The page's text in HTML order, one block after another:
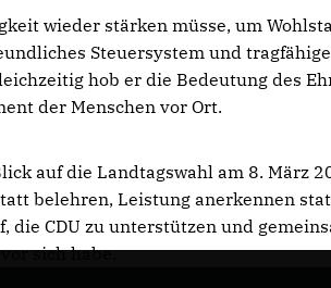
wieder stärken müsse, um
Steuersystem und
hob er die Bedeutung des
der Menschen vor Ort.
auf die Landtagswahl am 8. März
belehren, Leistung anerkennen
die CDU zu unterstützen und
sich habe.